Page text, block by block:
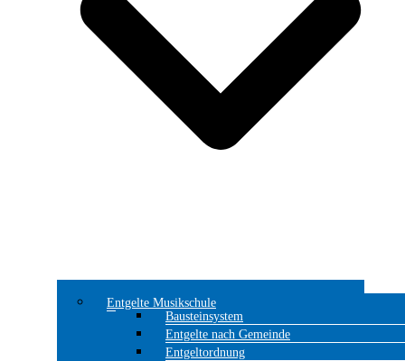
Entgelte Musikschule
Bausteinsystem
Entgelte nach Gemeinde
Entgeltordnung